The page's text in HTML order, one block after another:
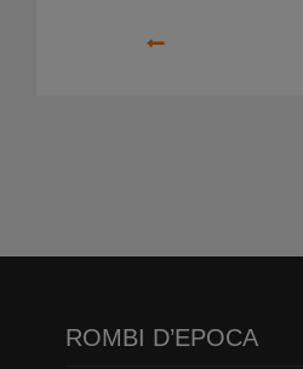
ROMBI D’EPOCA